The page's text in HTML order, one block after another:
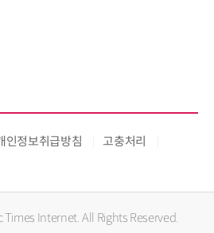
인정보취급방침
고충처리
Internet. All Rights Reserved.